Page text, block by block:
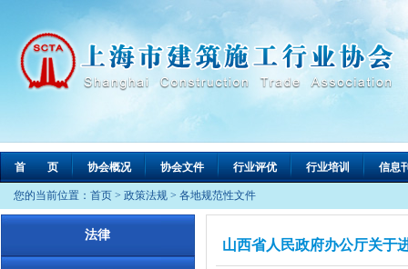
首 页 协会概况 协会文件 行业评优 行业培训 信息
您的当前位置： 首页 > 政策法规 > 各地规范性文件
法律
山西省人民政府办公厅关于